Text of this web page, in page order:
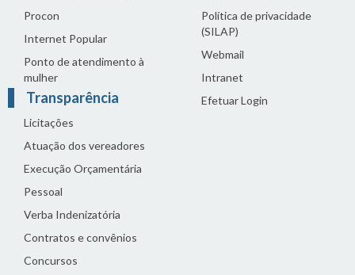
Procon
Internet Popular
Ponto de atendimento à
mulher
Transparência
Licitações
Atuação dos vereadores
Execução Orçamentária
Pessoal
Verba Indenizatória
Contratos e convênios
Concursos
Política de privacidade
(SILAP)
Webmail
Intranet
Efetuar Login